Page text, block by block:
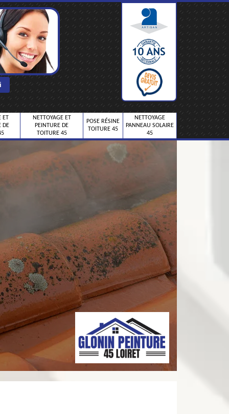
ET
DE
NETTOYAGE ET
PEINTURE DE
TOITURE 45
POSE RÉSINE
TOITURE 45
NETTOYAGE
PANNEAU SOLAIRE
45